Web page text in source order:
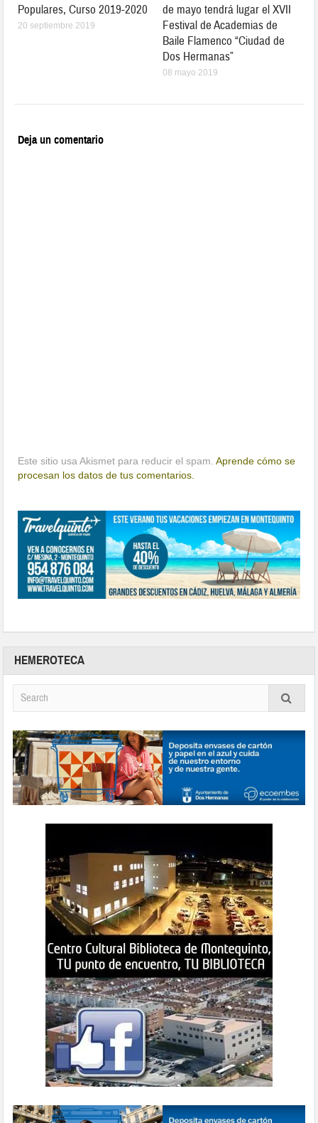
Populares, Curso 2019-2020
20 septiembre 2019
de mayo tendrá lugar el XVII
Festival de Academias de
Baile Flamenco “Ciudad de
Dos Hermanas”
08 mayo 2019
Deja un comentario
Este sitio usa Akismet para reducir el spam.Aprende cómo se
procesan los datos de tus comentarios.
HEMEROTECA